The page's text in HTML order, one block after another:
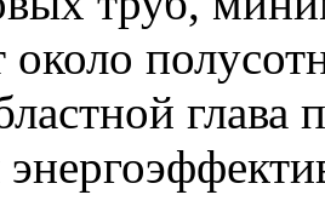
около
глава